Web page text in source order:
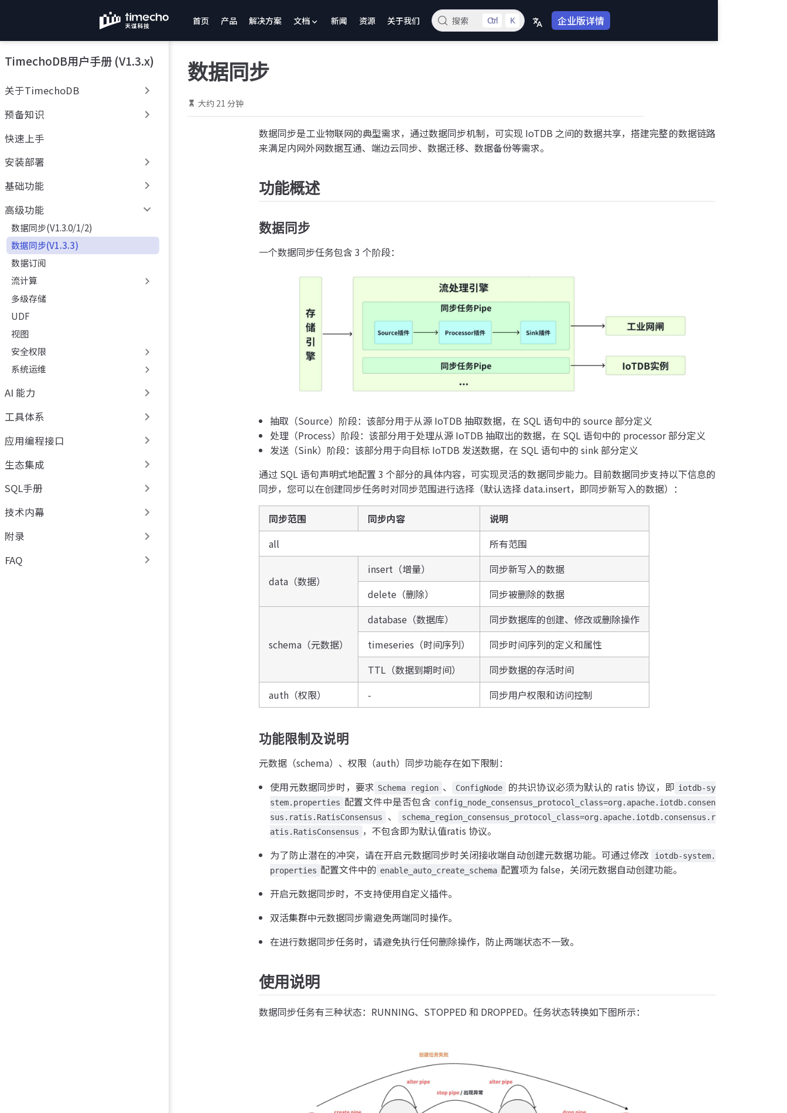
主
內
首页 产品 解决方案 文档 新闻 资源 关于我们 搜索 Ctrl K 企业版详情
TimechoDB用户手册 (V1.3.x)
关于TimechoDB
预备知识
快速上手
安装部署
基础功能
高级功能
数据同步(V1.3.0/1/2)
数据同步(V1.3.3)
数据订阅
流计算
多级存储
UDF
视图
安全权限
系统运维
AI 能力
工具体系
应用编程接口
生态集成
SQL手册
技术内幕
附录
FAQ
数据同步
大约 21 分钟
数据同步是工业物联网的典型需求，通过数据同步机制，可实现 IoTDB 之间的数据共享，搭建完整的数据链路
来满足内网外网数据互通、端边云同步、数据迁移、数据备份等需求。
功能概述
数据同步
一个数据同步任务包含 3 个阶段：
抽取（Source）阶段：该部分用于从源 IoTDB 抽取数据，在 SQL 语句中的 source 部分定义
处理（Process）阶段：该部分用于处理从源 IoTDB 抽取出的数据，在 SQL 语句中的 processor 部分定义
发送（Sink）阶段：该部分用于向目标 IoTDB 发送数据，在 SQL 语句中的 sink 部分定义
通过 SQL 语句声明式地配置 3 个部分的具体内容，可实现灵活的数据同步能力。目前数据同步支持以下信息的
同步，您可以在创建同步任务时对同步范围进行选择（默认选择 data.insert，即同步新写入的数据）：
同步范围 同步内容
说明
all
所有范围
data（数据）
insert（增量）
同步新写入的数据
delete（删除）
同步被删除的数据
schema（元数据）
database（数据库）
同步数据库的创建、修改或删除操作
timeseries（时间序列）
同步时间序列的定义和属性
TTL（数据到期时间）
同步数据的存活时间
auth（权限）
- 同步用户权限和访问控制
功能限制及说明
元数据（schema）、权限（auth）同步功能存在如下限制：
使用元数据同步时，要求 Schema region 、 ConfigNode 的共识协议必须为默认的 ratis 协议，即 iotdb-sy
stem.properties 配置文件中是否包含 config_node_consensus_protocol_class=org.apache.iotdb.consen
sus.ratis.RatisConsensus
、
schema_region_consensus_protocol_class=org.apache.iotdb.consensus.r
atis.RatisConsensus ，不包含即为默认值ratis 协议。
为了防止潜在的冲突，请在开启元数据同步时关闭接收端自动创建元数据功能。可通过修改
iotdb-system.
properties 配置文件中的 enable_auto_create_schema 配置项为 false，关闭元数据自动创建功能。
开启元数据同步时，不支持使用自定义插件。
双活集群中元数据同步需避免两端同时操作。
在进行数据同步任务时，请避免执行任何删除操作，防止两端状态不一致。
使用说明
数据同步任务有三种状态：RUNNING、STOPPED 和 DROPPED。任务状态转换如下图所示：